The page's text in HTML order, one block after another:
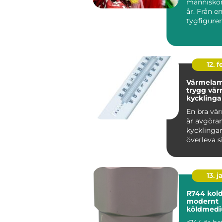
år. Från
12.
trygg
En bra
är
överleva
vuxn...
13.
R744 koldioxid som
modernt